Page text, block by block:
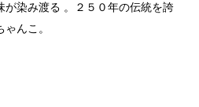
が染み渡る 。２５０年の伝統を誇
んこ。